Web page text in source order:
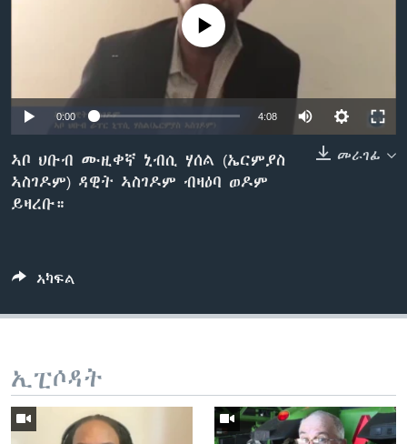
No media source currently available
0:00 4:08
መራገፊ
ኣቦ ህቡብ ሙዚቀኛ ኒብሲ ሃሰል (ኤርምያስ
ኣስገዶም) ዳዊት ኣስገዶም ብዛዕባ ወዶም
ይዛረቡ።
ኣካፍል
ኢፒሶዳት